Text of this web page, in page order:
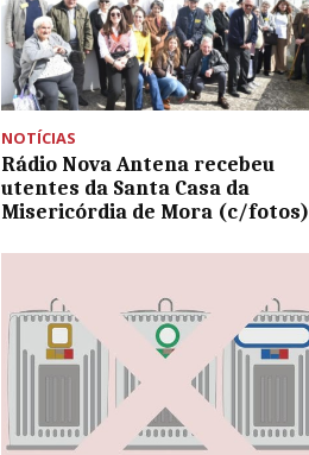
NOTÍCIAS
Rádio Nova Antena recebeu
utentes da Santa Casa da
Misericórdia de Mora (c/fotos)